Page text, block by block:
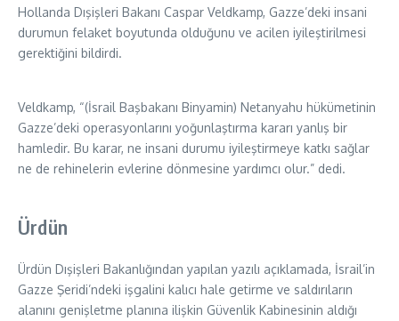
Hollanda Dışişleri Bakanı Caspar Veldkamp, Gazze’deki insani
durumun felaket boyutunda olduğunu ve acilen iyileştirilmesi
gerektiğini bildirdi.
Veldkamp, “(İsrail Başbakanı Binyamin) Netanyahu hükümetinin
Gazze’deki operasyonlarını yoğunlaştırma kararı yanlış bir
hamledir. Bu karar, ne insani durumu iyileştirmeye katkı sağlar
ne de rehinelerin evlerine dönmesine yardımcı olur.” dedi.
Ürdün
Ürdün Dışişleri Bakanlığından yapılan yazılı açıklamada, İsrail’in
Gazze Şeridi’ndeki işgalini kalıcı hale getirme ve saldırıların
alanını genişletme planına ilişkin Güvenlik Kabinesinin aldığı